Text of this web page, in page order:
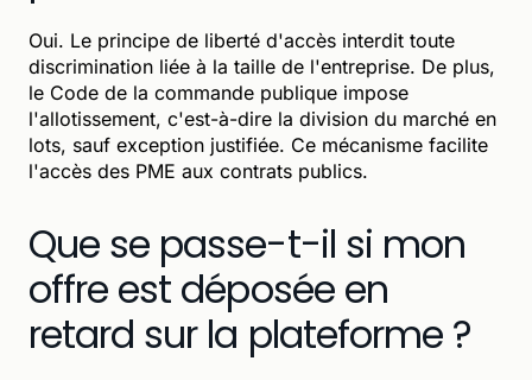
Oui. Le principe de liberté d'accès interdit toute
discrimination liée à la taille de l'entreprise. De plus,
le Code de la commande publique impose
l'allotissement, c'est-à-dire la division du marché en
lots, sauf exception justifiée. Ce mécanisme facilite
l'accès des PME aux contrats publics.
Que se passe-t-il si mon
offre est déposée en
retard sur la plateforme ?